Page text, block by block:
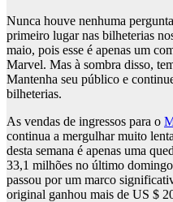
Nunca houve nenhuma
primeiro lugar nas bilheterias
maio, pois esse é apenas um
Marvel. Mas à sombra disso,
Mantenha seu público e
bilheterias.
As vendas de ingressos para o
continua a mergulhar muito
desta semana é apenas uma
33,1 milhões no último
passou por um marco
original ganhou mais de US $